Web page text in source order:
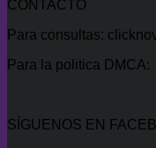
CONTACTO
Para consultas:
Para la politica
SÍGUENOS EN